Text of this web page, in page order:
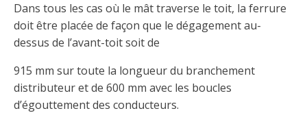
Déposer une plainte
Faire affaire avec un maître électricien
Comment choisir un entrepreneur électricien
une
nouvelle
fenêtre
Quiz de la semaine
pour les membres
une
nouvelle
fenêtre
Documents
Formulaires, guides et autres documents
informatifs
Demande de délivrance ou de modification d’une
licence d’entrepreneur
Instances décisionnelles
Comités de la CMEQ
Le personnel de la CMEQ
une
nouvelle
fenêtre
Centre d'expertise et de formation
À propos
Offre de formation de la CMEQ
Dans tous les cas où le mât traverse le toit, la ferrure
doit être placée de façon que le dégagement au-
dessus de l’avant-toit soit de
915 mm sur toute la longueur du branchement
distributeur et de 600 mm avec les boucles
d’égouttement des conducteurs.